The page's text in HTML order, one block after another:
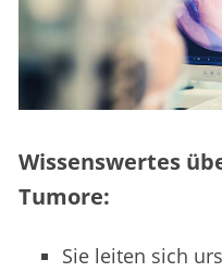
Wissenswertes
Tumore:
Sie leiten sich